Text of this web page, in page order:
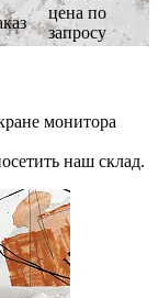
цена по
запросу
монитора
наш склад.